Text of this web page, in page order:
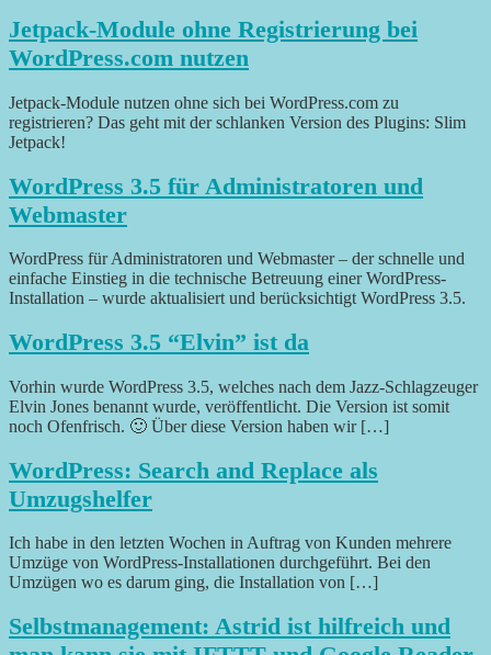
Jetpack-Module ohne Registrierung bei
WordPress.com nutzen
Jetpack-Module nutzen ohne sich bei WordPress.com zu
registrieren? Das geht mit der schlanken Version des Plugins: Slim
Jetpack!
WordPress 3.5 für Administratoren und
Webmaster
WordPress für Administratoren und Webmaster – der schnelle und
einfache Einstieg in die technische Betreuung einer WordPress-
Installation – wurde aktualisiert und berücksichtigt WordPress 3.5.
WordPress 3.5 “Elvin” ist da
Vorhin wurde WordPress 3.5, welches nach dem Jazz-Schlagzeuger
Elvin Jones benannt wurde, veröffentlicht. Die Version ist somit
noch Ofenfrisch. 🙂 Über diese Version haben wir […]
WordPress: Search and Replace als
Umzugshelfer
Ich habe in den letzten Wochen in Auftrag von Kunden mehrere
Umzüge von WordPress-Installationen durchgeführt. Bei den
Umzügen wo es darum ging, die Installation von […]
Selbstmanagement: Astrid ist hilfreich und